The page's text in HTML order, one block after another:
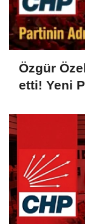
Özgür
etti! Yeni